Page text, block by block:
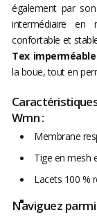
également par son
intermédiaire en
confortable et
Tex imperméable
la boue, tout en
Wmn :
Membrane
Tige en mesh
Lacets 100 %
Naviguez